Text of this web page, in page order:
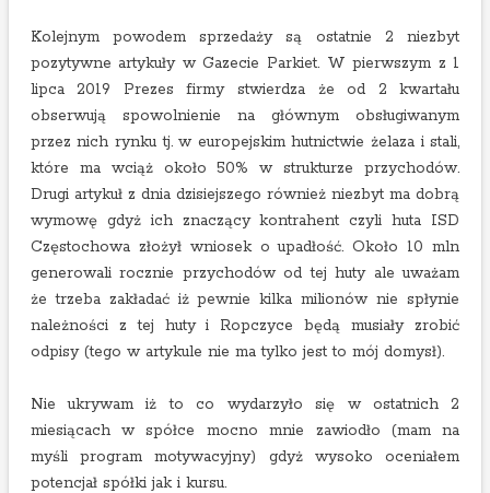
Kolejnym powodem sprzedaży są ostatnie 2 niezbyt
pozytywne artykuły w Gazecie Parkiet. W pierwszym z 1
lipca 2019 Prezes firmy stwierdza że od 2 kwartału
obserwują spowolnienie na głównym obsługiwanym
przez nich rynku tj. w europejskim hutnictwie żelaza i stali,
które ma wciąż około 50% w strukturze przychodów.
Drugi artykuł z dnia dzisiejszego również niezbyt ma dobrą
wymowę gdyż ich znaczący kontrahent czyli huta ISD
Częstochowa złożył wniosek o upadłość. Około 10 mln
generowali rocznie przychodów od tej huty ale uważam
że trzeba zakładać iż pewnie kilka milionów nie spłynie
należności z tej huty i Ropczyce będą musiały zrobić
odpisy (tego w artykule nie ma tylko jest to mój domysł).
Nie ukrywam iż to co wydarzyło się w ostatnich 2
miesiącach w spółce mocno mnie zawiodło (mam na
myśli program motywacyjny) gdyż wysoko oceniałem
potencjał spółki jak i kursu.